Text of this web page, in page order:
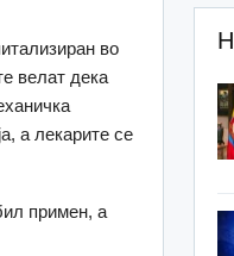
во
велат дека
а лекарите се
примен, а